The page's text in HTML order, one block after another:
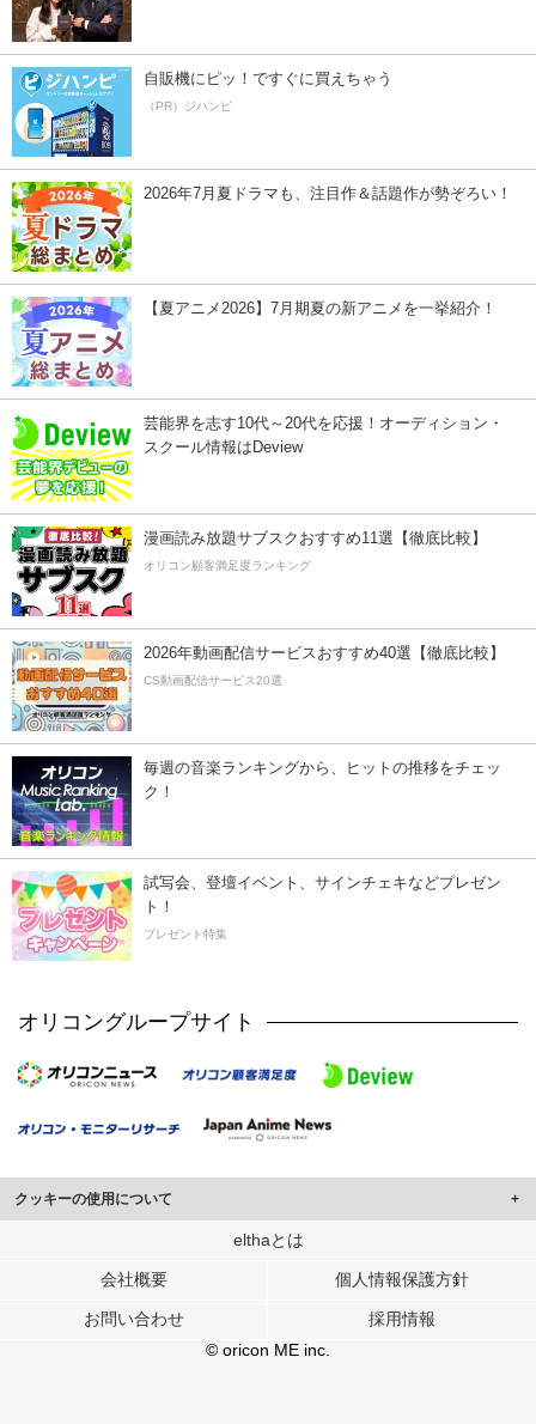
自販機にピッ！ですぐに買えちゃう
（PR）ジハンピ
2026年7月夏ドラマも、注目作＆話題作が勢ぞろい！
【夏アニメ2026】7月期夏の新アニメを一挙紹介！
芸能界を志す10代～20代を応援！オーディション・
スクール情報はDeview
漫画読み放題サブスクおすすめ11選【徹底比較】
オリコン顧客満足度ランキング
2026年動画配信サービスおすすめ40選【徹底比較】
CS動画配信サービス20選
毎週の音楽ランキングから、ヒットの推移をチェッ
ク！
試写会、登壇イベント、サインチェキなどプレゼン
ト！
プレゼント特集
オリコングループサイト
クッキーの使用について
このサイトでは Cookie を使用して、ユーザーに合わせたコンテンツや広告の
行っています。
メディアや広告配信、データ解析の各パートナーに提供しています。
各パートナーは、この情報とユーザーが各パートナーに提供した他の情報や、
ユーザーが各パートナーのサービスを使用したときに収集した他の情報を組み
elthaとは
会社概要 個人情報保護方針
お問い合わせ
採用情報
© oricon ME inc.